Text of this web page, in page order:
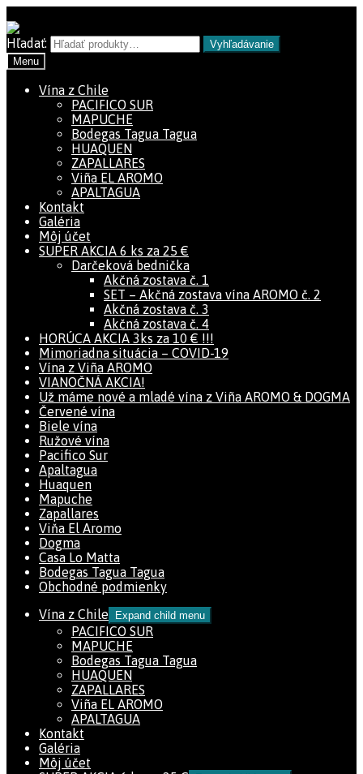
Hľadať:
Vyhľadávanie
Menu
Vína z Chile
PACIFICO SUR
MAPUCHE
Bodegas Tagua Tagua
HUAQUEN
ZAPALLARES
Viña EL AROMO
APALTAGUA
Kontakt
Galéria
Môj účet
SUPER AKCIA 6 ks za 25 €
Darčeková bednička
Akčná zostava č. 1
SET – Akčná zostava vína AROMO č. 2
Akčná zostava č. 3
Akčná zostava č. 4
HORÚCA AKCIA 3ks za 10 € !!!
Mimoriadna situácia – COVID-19
Vína z Viña AROMO
VIANOČNÁ AKCIA!
Už máme nové a mladé vína z Viña AROMO & DOGMA
Červené vína
Biele vína
Ružové vína
Pacifico Sur
Apaltagua
Huaquen
Mapuche
Zapallares
Viňa El Aromo
Dogma
Casa Lo Matta
Bodegas Tagua Tagua
Obchodné podmienky
Vína z Chile
Expand child menu
PACIFICO SUR
MAPUCHE
Bodegas Tagua Tagua
HUAQUEN
ZAPALLARES
Viña EL AROMO
APALTAGUA
Kontakt
Galéria
Môj účet